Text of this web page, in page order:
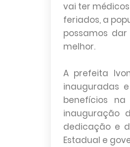
vai ter
feriados, a
possamos
melhor.
A prefeita
inauguradas
benefícios
inauguração
dedicação e
Estadual e